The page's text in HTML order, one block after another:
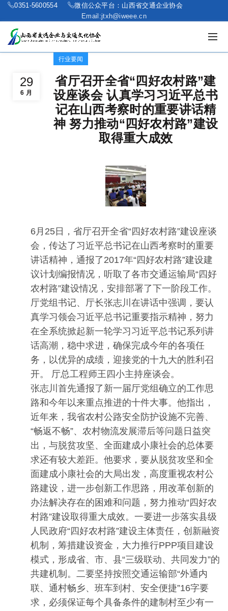
0351-5600554
微信公众平台：山西省交通企业协会
Email:jtxh@iweee.cn
29
6 月
行业要闻
省厅召开全省“四好农村路”建
设座谈会 认真学习习近平总书
记在山西考察时的重要讲话精
神 努力推动“四好农村路”建设
取得重大成效
6月25日，省厅召开全省“四好农村路”建设座谈
会，传达了习近平总书记在山西考察时的重要
讲话精神，通报了2017年“四好农村路”建设建
议计划编报情况，听取了各市交通运输局“四好
农村路”建设情况，安排部署了下一阶段工作。
厅党组书记、厅长张志川在讲话中强调，要认
真学习领会习近平总书记重要指示精神，努力
在全系统掀起新一轮学习习近平总书记系列讲
话高潮，稳中求进，确保完成今年的各项任
务，以优异的成绩，迎接党的十九大的胜利召
开。 厅总工程师王四小主持座谈会。
张志川首先通报了新一届厅党组确立的工作思
路和今年以来重点推进的十件大事。他指出，
近年来，我省农村公路安全防护设施不完善、
“畅返不畅”、农村物流发展滞后等问题日益突
出，与脱贫攻坚、全面建成小康社会的总体要
求还有较大差距。他要求，要从脱贫攻坚和全
面建成小康社会的大局出发，高度重视农村公
路建设，进一步创新工作思路，用改革创新的
办法解决存在的困难和问题，努力推动“四好农
村路”建设取得重大成效。一要进一步落实县级
人民政府“四好农村路”建设主体责任，创新融资
机制，筹措建设资金，大力推行PPP项目建设
模式，形成省、市、县“三级联动、共同发力”的
共建机制。二要坚持按照交通运输部“外通内
联、通村畅乡、班车到村、安全便捷”16字要
求，必须保证每个具备条件的建制村至少有一